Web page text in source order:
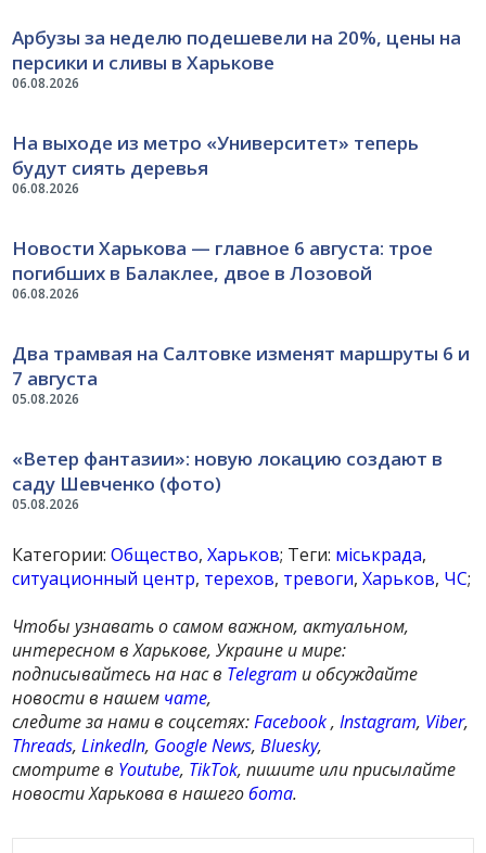
06.08.2026
Арбузы за неделю подешевели на 20%, цены на
персики и сливы в Харькове
06.08.2026
На выходе из метро «Университет» теперь
будут сиять деревья
06.08.2026
Новости Харькова — главное 6 августа: трое
погибших в Балаклее, двое в Лозовой
05.08.2026
Два трамвая на Салтовке изменят маршруты 6 и
7 августа
05.08.2026
«Ветер фантазии»: новую локацию создают в
саду Шевченко (фото)
Категории:Общество,Харьков; Теги: міськрада,
ситуационный центр, терехов, тревоги,Харьков, ЧС;
Чтобы узнавать о самом важном, актуальном,
интересном в Харькове, Украине и мире:
подписывайтесь на нас в Telegram и обсуждайте
новости в нашем чате,
следите за нами в соцсетях:Facebook,Instagram, Viber,
Threads,LinkedIn, Google News,Bluesky,
смотрите в Youtube, TikTok, пишите или присылайте
новости Харькова в нашегобота.